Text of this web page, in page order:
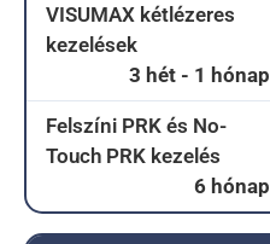
VISUMAX kétlézeres
kezelések
3 hét - 1 hónap
Felszíni PRK és No-
Touch PRK kezelés
6 hónap